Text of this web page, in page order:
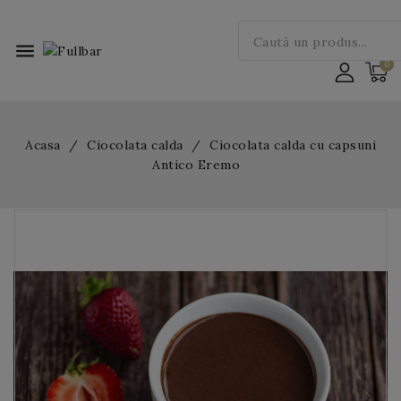
menu
Acasa Ciocolata calda
Ciocolata calda cu capsuni
Antico Eremo